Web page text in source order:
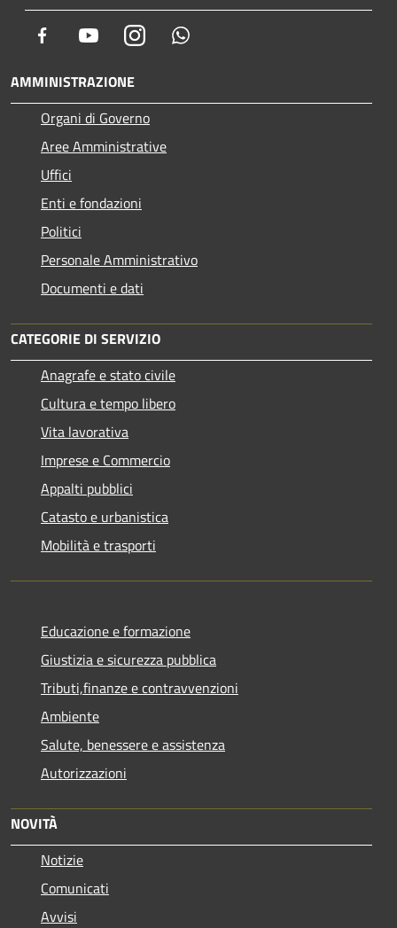
Facebook YoutubeInstagram
AMMINISTRAZIONE
Organi di Governo
Aree Amministrative
Uffici
Enti e fondazioni
Politici
Personale Amministrativo
Documenti e dati
CATEGORIE DI SERVIZIO
Anagrafe e stato civile
Cultura e tempo libero
Vita lavorativa
Imprese e Commercio
Appalti pubblici
Catasto e urbanistica
Mobilità e trasporti
Educazione e formazione
Giustizia e sicurezza pubblica
Tributi,finanze e contravvenzioni
Ambiente
Salute, benessere e assistenza
Autorizzazioni
NOVITÀ
Notizie
Comunicati
Avvisi